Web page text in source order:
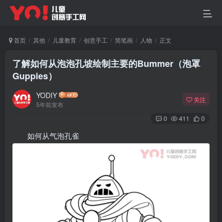
首页 其他 儿童教育 创意手工 简笔画 人物 正文
了解如何从泡泡孔坡绘制主要的Bummer（泡罩
Guppies）
YODIY
5年前发布
关注
0 411 0
如何从气泡孔雀